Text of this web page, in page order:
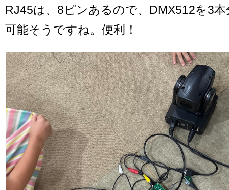
RJ45は、8ピンあるので、DMX512を3
可能そうですね。便利！